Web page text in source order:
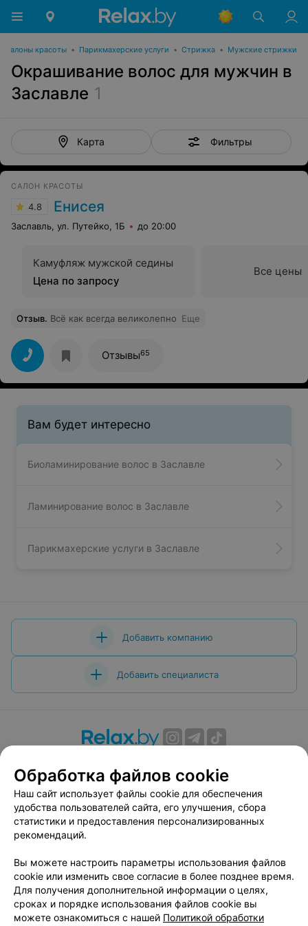
Салоны красоты • Парикмахерские услуги • Стрижка • Мужские стрижки
Окрашивание волос для мужчин в
Заславле 1
Карта Фильтры
САЛОН КРАСОТЫ
4.8 Енисея
Заславль, ул. Путейко, 1Б до 20:00
Камуфляж мужской седины
Цена по запросу
Все цены
Отзыв. Всё как всегда великолепно Еще
Отзывы65
Вам будет интересно
Биоламинирование волос в Заславле
Ламинирование волос в Заславле
Парикмахерские услуги в Заславле
Добавить компанию
Добавить специалиста
Вакансии
Публичный договор
Способы оплаты
Публичный договор по использованию сервиса
«Афиша»
Пользовательское соглашение
Связаться по вопросам сотрудничества
Написать руководителю relax.by
Персональные настройки cookie
Обработка файлов cookie
Наш сайт использует файлы cookie для обеспечения
удобства пользователей сайта, его улучшения, сбора
статистики и предоставления персонализированных
рекомендаций.
Вы можете настроить параметры использования файлов
cookie или изменить свое согласие в более позднее время.
Для получения дополнительной информации о целях,
сроках и порядке использования файлов cookie вы
можете ознакомиться с нашей Политикой обработки